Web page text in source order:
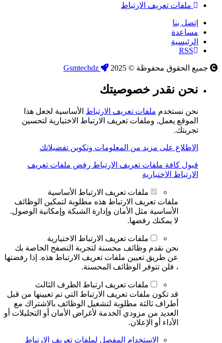
ملفات تعريف الارتباط
إتصل بنا
مساعدة
الرئيسية
RSS
جميع الحقوق محفوظة © 2025
نحن نقدر خصوصيتك
نحن نستخدم ملفات تعريف الارتباط الأساسية لجعل هذا
الموقع يعمل, وملفات تعريف الارتباط الاختيارية لتحسين
تجربتك.
الاطلاع على مزيد من المعلومات وتكوين تفضيلاتك
قبول كافة ملفات تعريف الارتباط رفض ملفات تعريف
الارتباط الاختيارية
ملفات تعريف الارتباط الأساسية
ملفات تعريف الارتباط هذه مطلوبة لتمكين الوظائف
الأساسية مثل الأمان وإدارة الشبكة وإمكانية الوصول.
لا يمكنك رفضها.
ملفات تعريف الارتباط الاختيارية
نحن نقدم وظائف محسنة لتجربة التصفح الخاصة بك
عن طريق تعيين ملفات تعريف الارتباط هذه. إذا رفضتها
، فلن تتوفر الوظائف المحسنة.
ملفات تعريف ارتباط الطرف الثالث
قد تكون ملفات تعريف الارتباط التي تم تعيينها من قبل
أطراف ثالثة مطلوبة لتشغيل الوظائف بالاشتراك مع
العديد من مزودي الخدمة لأغراض الأمان أو التحليلات أو
الأداء أو الإعلان.
الاستخدام المفصل لملفات تعريف الارتباط